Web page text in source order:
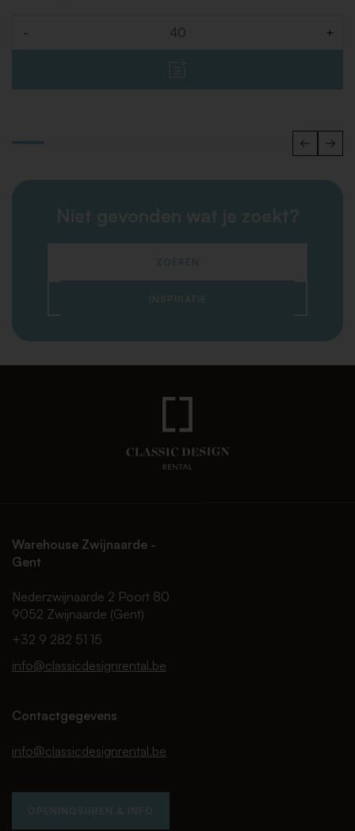
- +
Niet gevonden wat je zoekt?
ZOEKEN
INSPIRATIE
Warehouse Zwijnaarde -
Gent
Nederzwijnaarde 2 Poort 80
9052 Zwijnaarde (Gent)
+32 9 282 51 15
info@classicdesignrental.be
Contactgegevens
info@classicdesignrental.be
OPENINGSUREN & INFO